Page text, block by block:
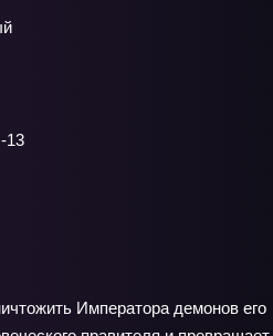
13
Императора демонов его